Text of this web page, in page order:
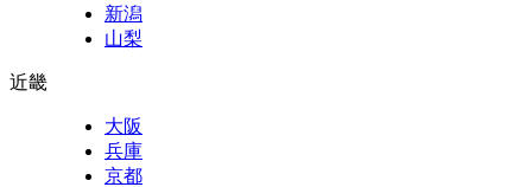
新潟
山梨
近畿
大阪
兵庫
京都